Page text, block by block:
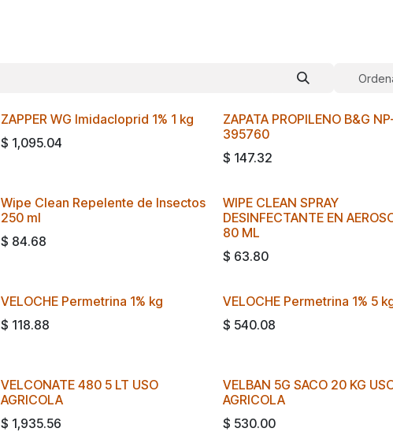
ZAPPER WG Imidacloprid 1% 1 kg
$ 1,095.04
ZAPATA PROPILENO B&G
395760
$ 147.32
Wipe Clean Repelente de Insectos
250 ml
$ 84.68
WIPE CLEAN SPRAY
DESINFECTANTE EN
80 ML
$ 63.80
VELOCHE Permetrina 1% kg
$ 118.88
VELOCHE Permetrina 1% 5
$ 540.08
VELCONATE 480 5 LT USO
AGRICOLA
$ 1,935.56
VELBAN 5G SACO 20 KG
AGRICOLA
$ 530.00